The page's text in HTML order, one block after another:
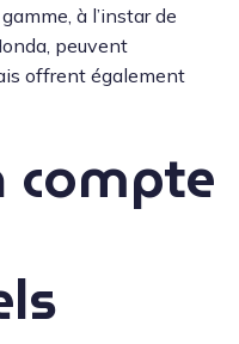
à l’instar de
peuvent
offrent également
compte